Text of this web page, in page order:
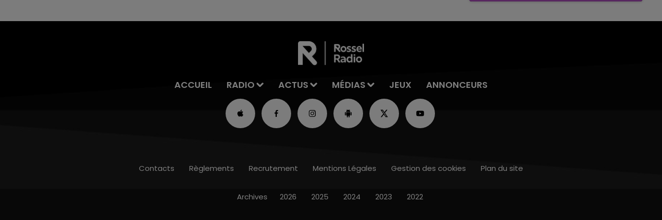
ACCUEIL RADIO ACTUS MÉDIAS JEUX ANNONCEURS
Contacts Règlements Recrutement Mentions Légales Gestion des cookies Plan du site
Archives 2026 2025 2024 2023 2022